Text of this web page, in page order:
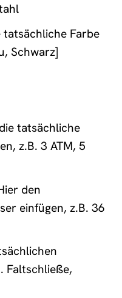
Farbe
Schwarz]
tatsächliche
z.B. 3 ATM, 5
den
einfügen, z.B. 36
Faltschließe,